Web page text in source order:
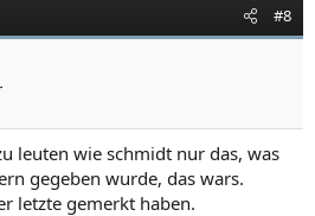
#8
leuten wie schmidt nur das, was
gegeben wurde, das wars.
letzte gemerkt haben.